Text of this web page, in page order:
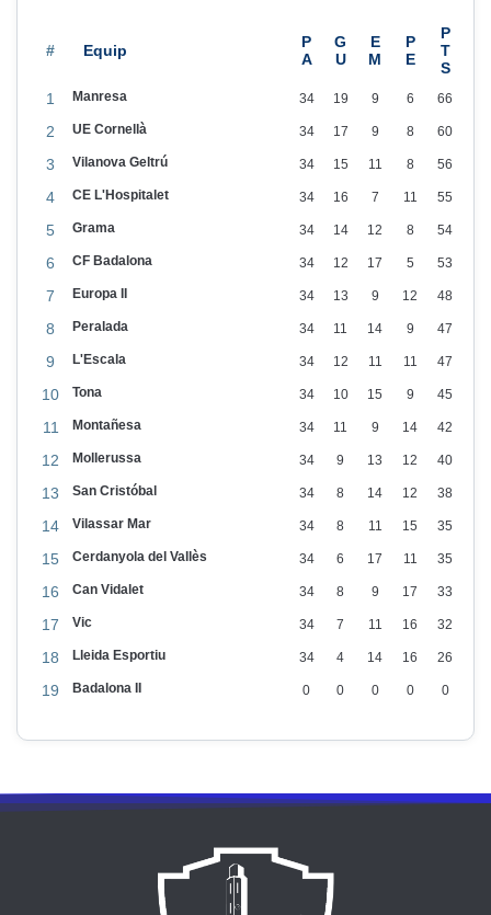
o
#
1 Manresa 34 19 9 6 66
2 UE Cornellà 34 17 9 8 60
3 Vilanova Geltrú 34 15 11 8 56
4 CE L'Hospitalet 34 16 7 11 55
5 Grama 34 14 12 8 54
6 CF Badalona 34 12 17 5 53
7 Europa II 34 13 9 12 48
8 Peralada 34 11 14 9 47
9 L'Escala 34 12 11 11 47
10 Tona 34 10 15 9 45
11 Montañesa 34 11 9 14 42
12 Mollerussa 34 9 13 12 40
13 San Cristóbal 34 8 14 12 38
14 Vilassar Mar 34 8 11 15 35
15 Cerdanyola del Vallès 34 6 17 11 35
16 Can Vidalet 34 8 9 17 33
17 Vic 34 7 11 16 32
18 Lleida Esportiu 34 4 14 16 26
19 Badalona II 0 0 0 0 0